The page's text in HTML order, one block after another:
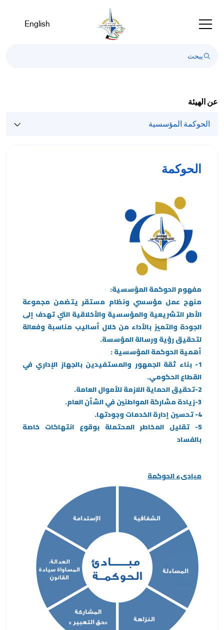
English
عن الهيئة
الحوكمة المؤسسية
الحوكمة
مفهوم الحوكمة المؤسسية:
منهج عمل مؤسسي ونظام مستقر يتضمن مجموعة
الأطر التشريعية والمؤسسية والأخلاقية التي تهدف إلى
الجودة والتميز بالأداء من خلال أساليب مناسبة وفعالة
لتحقيق رؤية ورسالة المؤسسة.
أهمية الحوكمة المؤسسية :
1- بناء ثقة الجمهور والمستفيدين بالجهاز الإداري في
القطاع الحكومي.
2-تحقيق الحماية اللازمة للأموال العامة.
3-زيادة مشاركة المواطنين في الشأن العام.
4- تحسين إدارة الخدمات وجودتها.
5- تقليل المخاطر المحتملة بوقوع انتهاكات خاصة
بالفساد
مبادىء الحوكمة